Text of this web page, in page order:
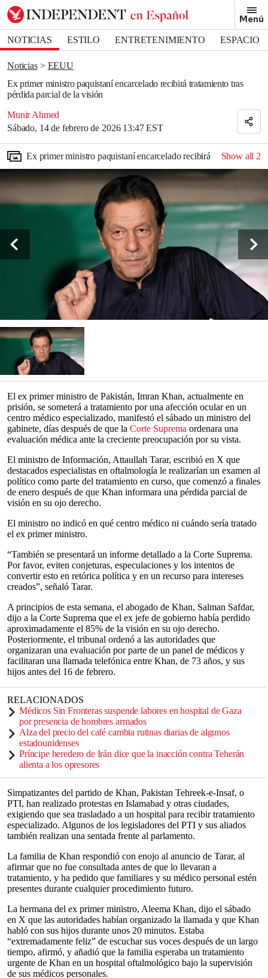
Menú
NOTICIAS ESTILO ENTRETENIMIENTO
ESPACIO
DEPORTES
Noticias
EEUU
Ex primer ministro paquistaní encarcelado recibirá tratamiento tras
pérdida parcial de la visión
Munir Ahmed
Sábado, 14 de febrero de 2026 13:47 EST
Bookmark popover
Removed from bookmarks
Close popover
Ex primer ministro paquistaní encarcelado recibirá tratamiento
Show all 2
El ex primer ministro de Pakistán, Imran Khan, actualmente en
prisión, se someterá a tratamiento por una afección ocular en un
centro médico especializado, manifestó el sábado un ministro del
gabinete, días después de que la Corte Suprema ordenara una
evaluación médica ante la creciente preocupación por su vista.
El ministro de Información, Attaullah Tarar, escribió en X que
destacados especialistas en oftalmología le realizarían un examen al
político como parte del tratamiento en curso, que comenzó a finales
de enero después de que Khan informara una pérdida parcial de
visión en su ojo derecho.
El ministro no indicó en qué centro médico ni cuándo sería tratado
el ex primer ministro.
“También se presentará un informe detallado a la Corte Suprema.
Por favor, eviten conjeturas, especulaciones y los intentos de
convertir esto en retórica política y en un recurso para intereses
creados”, señaló Tarar.
A principios de esta semana, el abogado de Khan, Salman Safdar,
dijo a la Corte Suprema que el ex jefe de gobierno había perdido
aproximadamente el 85% de la visión en su ojo derecho.
Posteriormente, el tribunal ordenó a las autoridades que
organizaran una evaluación por parte de un panel de médicos y
facilitaran una llamada telefónica entre Khan, de 73 años, y sus
hijos antes del 16 de febrero.
RELACIONADOS
Médicos Sin Fronteras suspende labores en hospital de Gaza
por presencia de hombres armados
Alza del precio del café cambia rutinas diarias de algunos
estadounidenses
Príncipe heredero de Irán dice que la inacción contra Teherán
alienta a los opresores
Simpatizantes del partido de Khan, Pakistan Tehreek-e-Insaf, o
PTI, han realizado protestas en Islamabad y otras ciudades,
exigiendo que sea trasladado a un hospital para recibir tratamiento
especializado. Algunos de los legisladores del PTI y sus aliados
también realizan una sentada frente al parlamento.
La familia de Khan respondió con enojo al anuncio de Tarar, al
afirmar que no fue consultada antes de que lo llevaran a
tratamiento, y ha pedido que familiares y su médico personal estén
presentes durante cualquier procedimiento futuro.
La hermana del ex primer ministro, Aleema Khan, dijo el sábado
en X que las autoridades habían organizado la llamada y que Khan
habló con sus hijos durante unos 20 minutos. Estaba
“extremadamente feliz” de escuchar sus voces después de un largo
tiempo, afirmó, y añadió que la familia esperaba un tratamiento
urgente de Khan en un hospital oftalmológico bajo la supervisión
de sus médicos personales.